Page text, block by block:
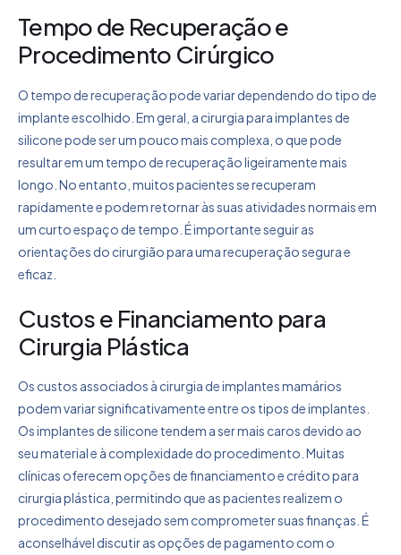
Tempo de Recuperação e
Procedimento Cirúrgico
O tempo de recuperação pode variar dependendo do tipo de
implante escolhido. Em geral, a cirurgia para implantes de
silicone pode ser um pouco mais complexa, o que pode
resultar em um tempo de recuperação ligeiramente mais
longo. No entanto, muitos pacientes se recuperam
rapidamente e podem retornar às suas atividades normais em
um curto espaço de tempo. É importante seguir as
orientações do cirurgião para uma recuperação segura e
eficaz.
Custos e Financiamento para
Cirurgia Plástica
Os custos associados à cirurgia de implantes mamários
podem variar significativamente entre os tipos de implantes.
Os implantes de silicone tendem a ser mais caros devido ao
seu material e à complexidade do procedimento. Muitas
clínicas oferecem opções de financiamento e crédito para
cirurgia plástica, permitindo que as pacientes realizem o
procedimento desejado sem comprometer suas finanças. É
aconselhável discutir as opções de pagamento com o